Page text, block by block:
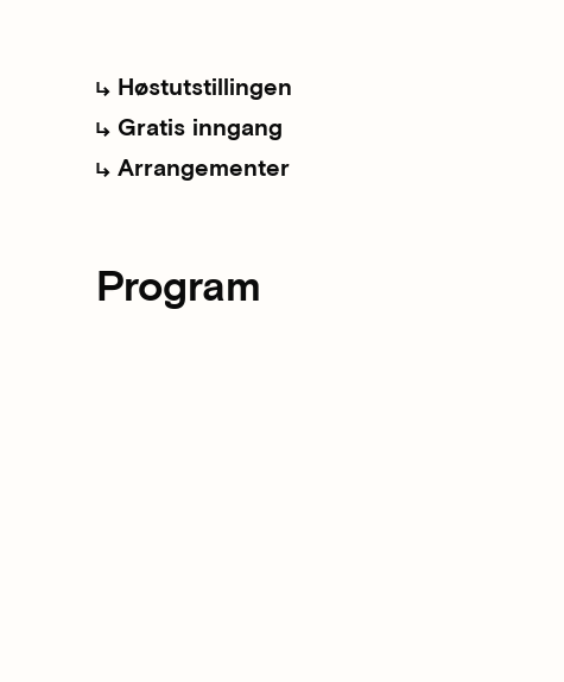
Høstutstillingen
Gratis inngang
Arrangementer
Program